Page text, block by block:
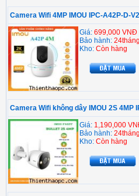
Camera Wifi 4MP IMOU IPC-A42P-D-
Giá: 699,000 VNĐ
Bảo hành: 24tháng
Kho: Còn hàng
Camera Wifi không dây IMOU 2S 4MP
Giá: 1,190,000
Bảo hành: 24tháng
Kho: Còn hàng